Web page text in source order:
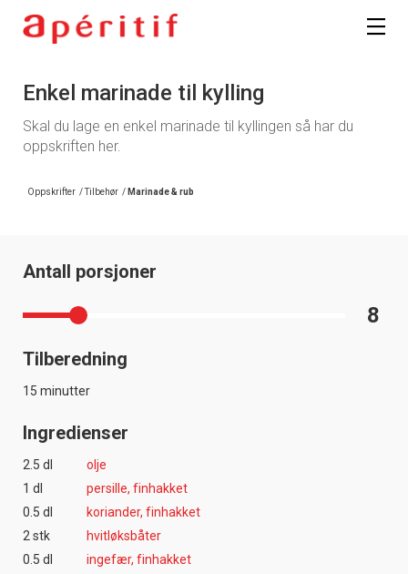
Enkel marinade til kylling
Skal du lage en enkel marinade til kyllingen så har du
oppskriften her.
Oppskrifter /Tilbehør / Marinade & rub
Antall porsjoner
8
Tilberedning
15 minutter
Ingredienser
2.5 dl
olje
1 dl
persille, finhakket
0.5 dl
koriander, finhakket
2 stk
hvitløksbåter
0.5 dl
ingefær, finhakket